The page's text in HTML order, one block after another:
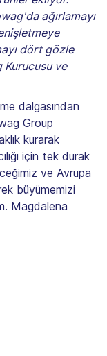
ağırlamayı
dört gözle
ve
dalgasından
Group
kurarak
için tek durak
ve Avrupa
büyümemizi
Magdalena